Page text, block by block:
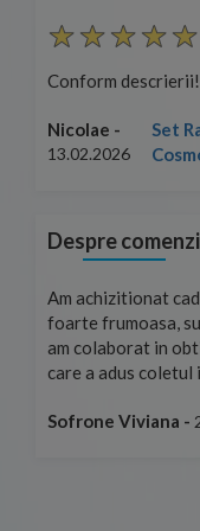
Conform descrierii!
Nicolae -
13.02.2026
Set
Despre comenzi
Am achizitionat
foarte frumoasa,
am colaborat in
care a adus coletul
Sofrone Viviana -